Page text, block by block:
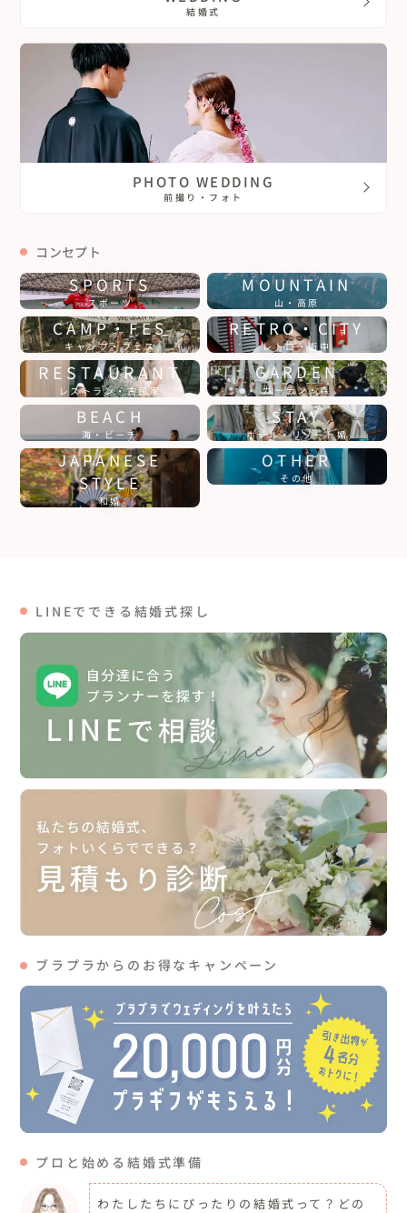
結婚式
PHOTO WEDDING
前撮り・フォト
コンセプト
SPORTS
スポーツ
MOUNTAIN
山・高原
CAMP・FES
キャンプ・フェス
RETRO・CITY
レトロ・街中
RESTAURANT
レストラン・古民家
GARDEN
ガーデン・森
BEACH
海・ビーチ
STAY
ホテル・リゾート婚
JAPANESE
STYLE
和婚
OTHER
その他
LINEでできる結婚式探し
ブラプラからのお得なキャンペーン
プロと始める結婚式準備
わたしたちにぴったりの結婚式って？どの